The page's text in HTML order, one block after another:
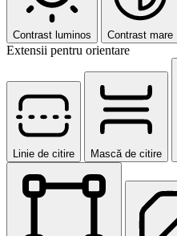
Contrast luminos Contrast mare
Extensii pentru orientare
Linie de citire Mască de citire